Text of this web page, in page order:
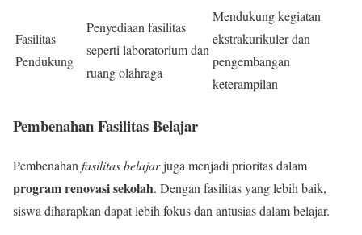
Fasilitas
Pendukung
Penyediaan fasilitas
seperti laboratorium dan
ruang olahraga
Mendukung kegiatan
ekstrakurikuler dan
pengembangan
keterampilan
Pembenahan Fasilitas Belajar
Pembenahan fasilitas belajarjuga menjadi prioritas dalam
program renovasi sekolah. Dengan fasilitas yang lebih baik,
siswa diharapkan dapat lebih fokus dan antusias dalam belajar.